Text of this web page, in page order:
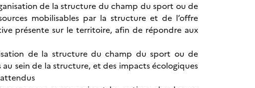
de la structure du champ du sport ou de
mobilisables par la structure et de l’offre
présente sur le territoire, afin de répondre aux
de la structure du champ du sport ou de
sein de la structure, et des impacts écologiques